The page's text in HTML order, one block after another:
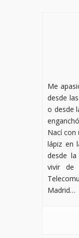
Me
desde
o desde
Nací con
lápiz en
desde
vivir de
Madrid…